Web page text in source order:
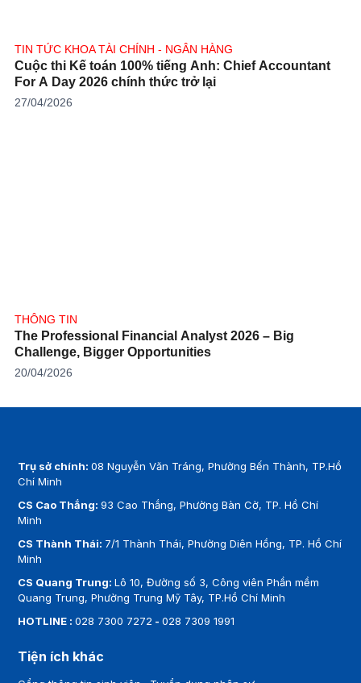
TIN TỨC KHOA TÀI CHÍNH - NGÂN HÀNG
Cuộc thi Kế toán 100% tiếng Anh: Chief Accountant
For A Day 2026 chính thức trở lại
27/04/2026
THÔNG TIN
The Professional Financial Analyst 2026 – Big
Challenge, Bigger Opportunities
20/04/2026
Trụ sở chính:08 Nguyễn Văn Tráng, Phường Bến Thành, TP.Hồ
Chí Minh
CS Cao Thắng:93 Cao Thắng, Phường Bàn Cờ, TP. Hồ Chí
Minh
CS Thành Thái: 7/1 Thành Thái, Phường Diên Hồng, TP. Hồ Chí
Minh
CS Quang Trung:Lô 10, Đường số 3, Công viên Phần mềm
Quang Trung, Phường Trung Mỹ Tây, TP.Hồ Chí Minh
HOTLINE :028 7300 7272 -028 7309 1991
Tiện ích khác